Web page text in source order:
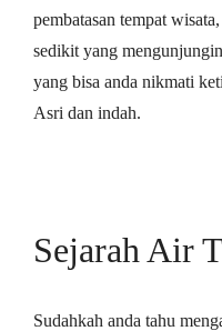
pembatasan tempat
sedikit yang
yang bisa anda nikmati
Asri dan indah.
Sejarah Air
Sudahkah anda tahu